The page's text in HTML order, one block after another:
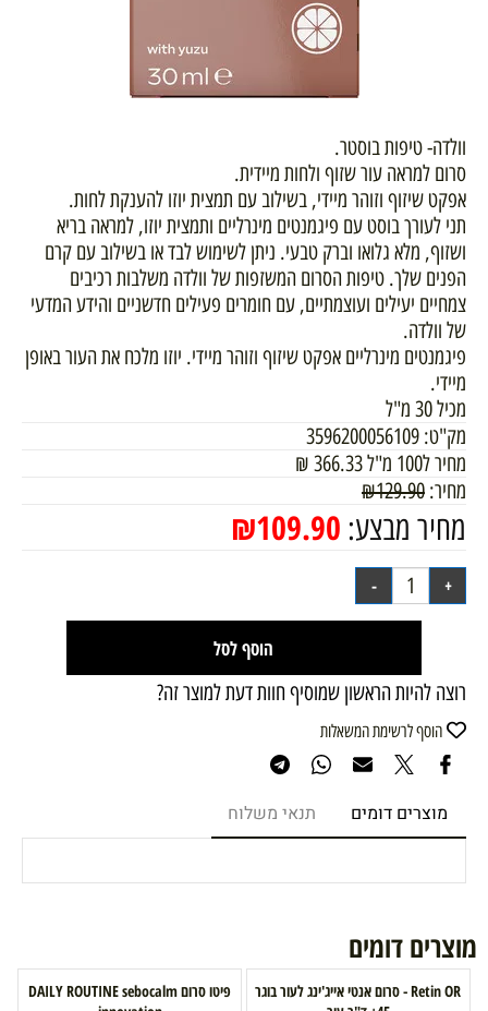
וולדה- טיפות בוסטר.
סרום למראה עור שזוף ולחות מיידית.
אפקט שיזוף וזוהר מיידי, בשילוב עם תמצית יוזו להענקת לחות.
תני לעורך בוסט עם פיגמנטים מינרליים ותמצית יוזו, למראה בריא
ושזוף, מלא גלואו וברק טבעי. ניתן לשימוש לבד או בשילוב עם קרם
הפנים שלך. טיפות הסרום המשזפות של וולדה משלבות רכיבים
צמחיים יעילים ועוצמתיים, עם חומרים פעילים חדשניים והידע המדעי
של וולדה.
פיגמנטים מינרליים אפקט שיזוף וזוהר מיידי. יוזו מלכח את העור באופן
מיידי.
מכיל 30 מ"ל
מק"ט: 3596200056109
מחיר ל100 מ"ל
366.33
₪
מחיר:
₪129.90
מחיר מבצע: ₪109.90
הוסף לסל
רוצה להיות הראשון שמוסיף חוות דעת למוצר זה?
הוסף לרשימת המשאלות
מוצרים דומים תנאי משלוח
מוצרים דומים
Retin OR - סרום אנטי אייג'ינג לעור בוגר
פיטו סרום DAILY ROUTINE sebocalm